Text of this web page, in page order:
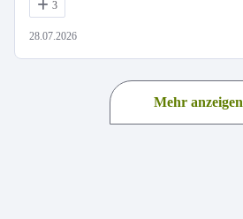
3
28.07.2026
Mehr anzeigen